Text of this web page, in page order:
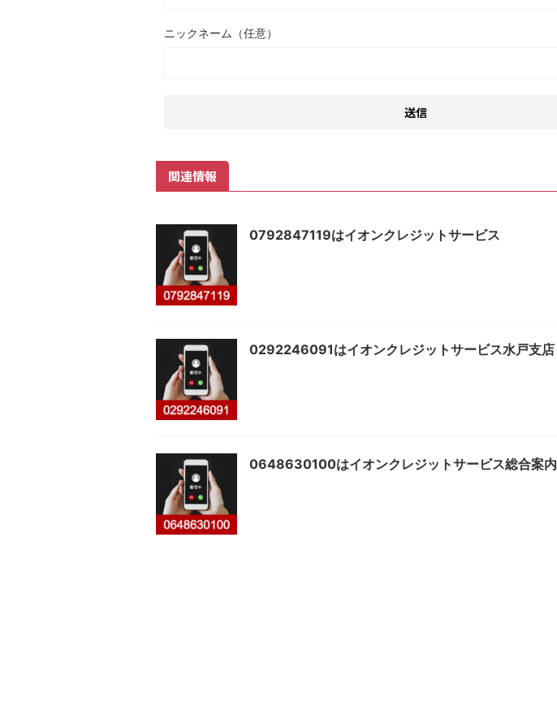
ニックネーム（任意）
関連情報
0792847119はイオンクレジットサービス
0292246091はイオンクレジットサービス水戸支店
0648630100はイオンクレジットサービス総合案内